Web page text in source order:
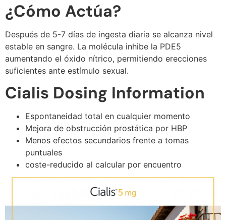
¿Cómo Actúa?
Después de 5-7 días de ingesta diaria se alcanza nivel
estable en sangre. La molécula inhibe la PDE5
aumentando el óxido nítrico, permitiendo erecciones
suficientes ante estímulo sexual.
Cialis Dosing Information
Espontaneidad total en cualquier momento
Mejora de obstrucción prostática por HBP
Menos efectos secundarios frente a tomas
puntuales
coste-reducido al calcular por encuentro